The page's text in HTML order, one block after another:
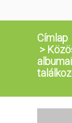
Címlap
>
albumai